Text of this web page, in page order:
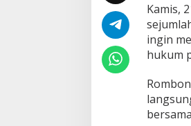
Kamis,
ingin
hukum